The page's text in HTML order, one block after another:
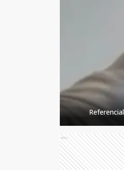
Referencial
Ads